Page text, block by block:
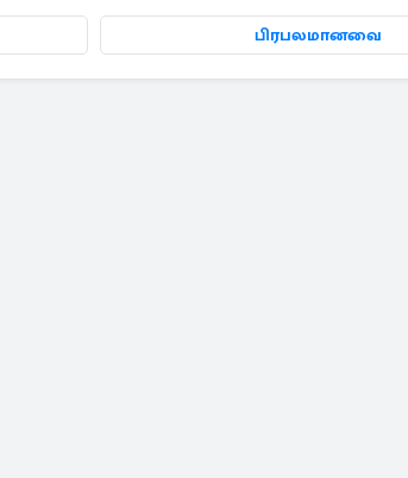
பிரபலமானவை